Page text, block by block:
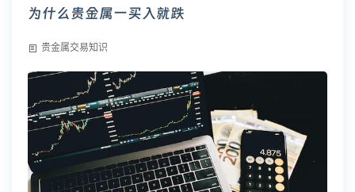
为什么贵金属一买入就跌
贵金属交易知识